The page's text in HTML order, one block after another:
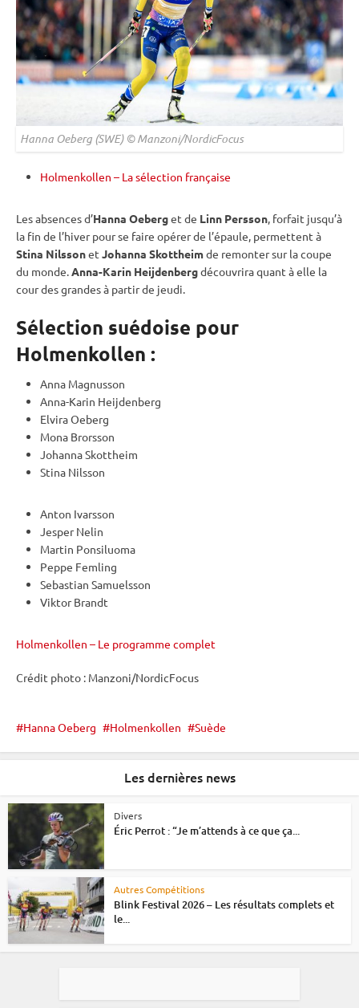
Hanna Oeberg (SWE) © Manzoni/NordicFocus
Holmenkollen – La sélection française
Les absences d’Hanna Oeberget de Linn Persson, forfait jusqu’à
la fin de l’hiver pour se faire opérer de l’épaule, permettent à
Stina Nilssonet Johanna Skottheimde remonter sur lacoupe
du monde.Anna-Karin Heijdenbergdécouvrira quant à elle la
cour des grandes à partir de jeudi.
Sélection suédoise pour
Holmenkollen :
Anna Magnusson
Anna-Karin Heijdenberg
Elvira Oeberg
Mona Brorsson
Johanna Skottheim
Stina Nilsson
Anton Ivarsson
Jesper Nelin
Martin Ponsiluoma
Peppe Femling
Sebastian Samuelsson
Viktor Brandt
Holmenkollen – Le programme complet
Crédit photo : Manzoni/NordicFocus
Hanna Oeberg Holmenkollen Suède
Les dernières news
Divers
Éric Perrot : “Je m’attends à ce que ça...
Autres Compétitions
Blink Festival 2026 – Les résultats complets et
le...